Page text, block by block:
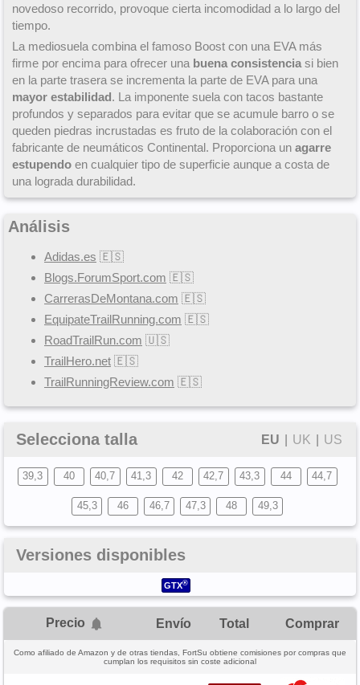
novedoso recorrido, provoque cierta incomodidad a lo largo del
tiempo.
La mediosuela combina el famoso Boost con una EVA más
firme por encima para ofrecer una buena consistencia si bien
en la parte trasera se incrementa la parte de EVA para una
mayor estabilidad. La imponente suela con tacos bastante
profundos y separados para evitar que se acumule barro o se
queden piedras incrustadas es fruto de la colaboración con el
fabricante de neumáticos Continental. Proporciona un agarre
estupendo en cualquier tipo de superficie aunque a costa de
una lograda durabilidad.
Análisis
Adidas.es 🇪🇸
Blogs.ForumSport.com 🇪🇸
CarrerasDeMontana.com 🇪🇸
EquipateTrailRunning.com 🇪🇸
RoadTrailRun.com 🇺🇸
TrailHero.net 🇪🇸
TrailRunningReview.com 🇪🇸
Selecciona talla EU UK US
39,3 40 40,7 41,3 42 42,7 43,3 44 44,7
45,3 46 46,7 47,3 48 49,3
Versiones disponibles
GTX®
Precio Envío Total Comprar
Como afiliado de Amazon y de otras tiendas, FortSu obtiene comisiones por compras que
cumplan los requisitos sin coste adicional